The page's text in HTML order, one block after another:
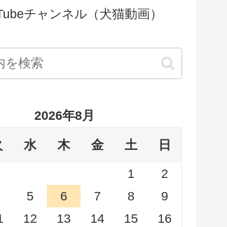
チャンネル（犬猫動画）
2026年8月
水 木 金 土 日
1
2
5 6 7 8
9
12 13 14 15
16